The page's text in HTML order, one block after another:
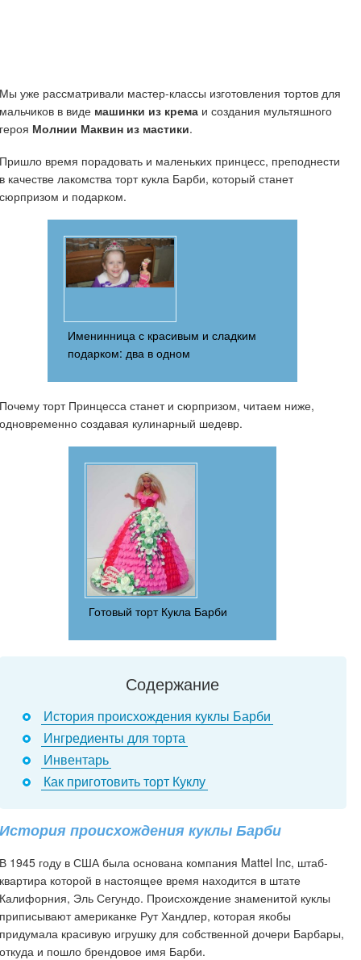
Мы уже рассматривали мастер-классы изготовления тортов для
мальчиков в виде машинки из крема и создания мультяшного
героя Молнии Маквин из мастики.
Пришло время порадовать и маленьких принцесс, преподнести
в качестве лакомства торт кукла Барби, который станет
сюрпризом и подарком.
Именинница с красивым и сладким
подарком: два в одном
Почему торт Принцесса станет и сюрпризом, читаем ниже,
одновременно создавая кулинарный шедевр.
Готовый торт Кукла Барби
Содержание
История происхождения куклы Барби
Ингредиенты для торта
Инвентарь
Как приготовить торт Куклу
История происхождения куклы Барби
В 1945 году в США была основана компания Mattel Inc, штаб-
квартира которой в настоящее время находится в штате
Калифорния, Эль Сегундо. Происхождение знаменитой куклы
приписывают американке Рут Хандлер, которая якобы
придумала красивую игрушку для собственной дочери Барбары,
откуда и пошло брендовое имя Барби.